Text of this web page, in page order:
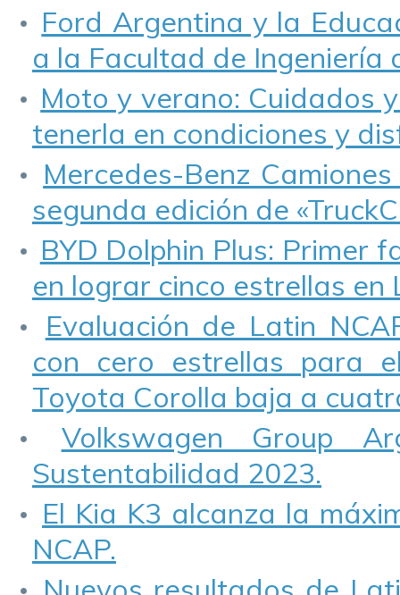
Ford Argentina y la
a la Facultad de Ingeniería
Moto y verano: Cuidados
tenerla en condiciones y
Mercedes-Benz
segunda edición de
BYD Dolphin Plus: Primer
en lograr cinco estrellas en
Evaluación de Latin
con cero estrellas para
Toyota Corolla baja a
Volkswagen Group
Sustentabilidad 2023.
El Kia K3 alcanza la
NCAP.